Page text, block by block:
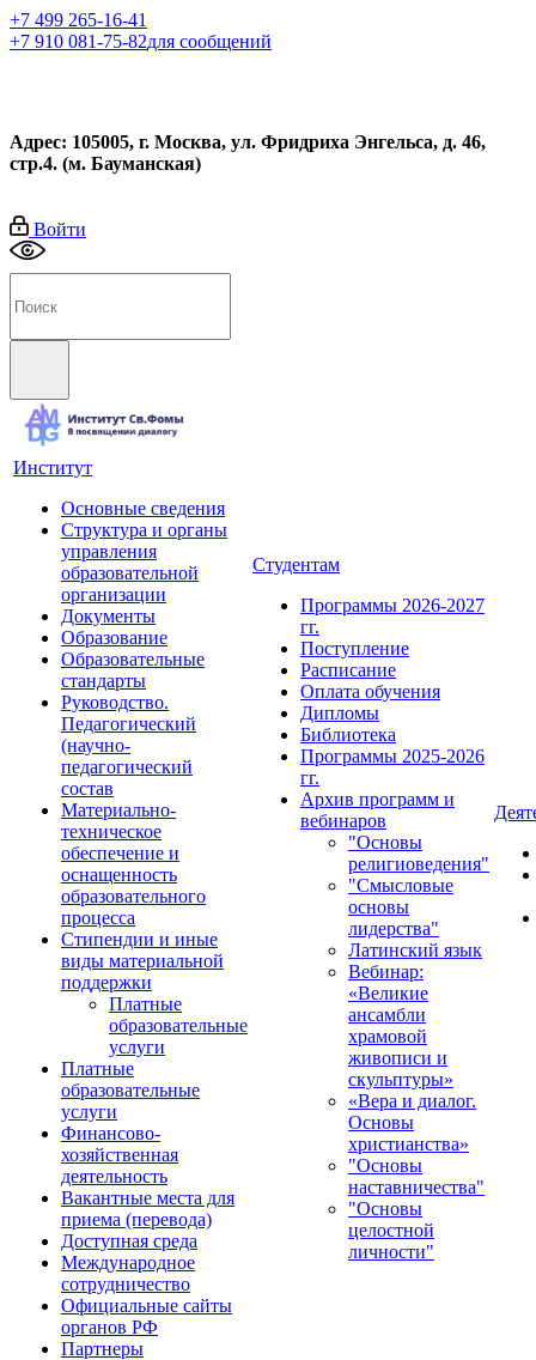
+7 499 265-16-41
+7 910 081-75-82для сообщений
Адрес: 105005, г. Москва, ул. Фридриха Энгельса, д. 46,
стр.4. (м. Бауманская)
Войти
Институт
Основные сведения
Структура и органы
управления
образовательной
организации
Документы
Образование
Образовательные
стандарты
Руководство.
Педагогический
(научно-
педагогический
состав
Материально-
техническое
обеспечение и
оснащенность
образовательного
процесса
Стипендии и иные
виды материальной
поддержки
Платные
образовательные
услуги
Платные
образовательные
услуги
Финансово-
хозяйственная
деятельность
Вакантные места для
приема (перевода)
Доступная среда
Международное
сотрудничество
Официальные сайты
органов РФ
Партнеры
Студентам
Программы 2026-2027
гг.
Поступление
Расписание
Оплата обучения
Дипломы
Библиотека
Программы 2025-2026
гг.
Архив программ и
вебинаров
"Основы
религиоведения"
"Смысловые
основы
лидерства"
Латинский язык
Вебинар:
«Великие
ансамбли
храмовой
живописи и
скульптуры»
«Вера и диалог.
Основы
христианства»
"Основы
наставничества"
"Основы
целостной
личности"